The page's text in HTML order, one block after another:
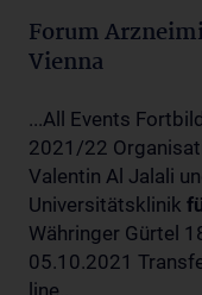
Forum
Vienna
...All Events
2021/22
Valentin Al Jalali
Universitätsklinik
Währinger Gürtel
05.10.2021
line...